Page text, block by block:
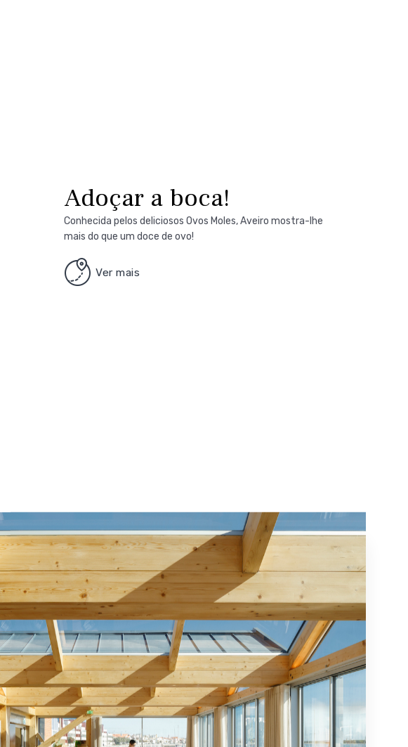
Adoçar a boca!
Conhecida pelos deliciosos Ovos Moles, Aveiro mostra-lhe
mais do que um doce de ovo!
Ver mais